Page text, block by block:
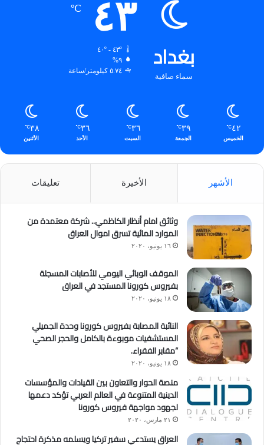
بغداد
سماء صافية
٤٣ ℃
٤٣º - ٤٠º
٩%
٥.٧٤ كيلومتر/ساعة
٤٢℃
الخميس
٣٩℃
الجمعة
٣٦℃
السبت
٣٦℃
الأحد
٣٨℃
الأثنين
الأشهر الأخيرة تعليقات
وثائق امام أنظار الكاظمي.. شركة معتمدة من
الموارد المائية تسرق اموال العراق
١٦ يونيو، ٢٠٢٠
الموقف الوبائي اليومي للأصابات المسجلة
بفيروس كورونا المستجد في العراق
١٨ يونيو، ٢٠٢٠
النائبة المصابة بفيروس كورونا وحدة الجميلي
المستشفيات موبوءة بالكامل والحجر الصحي
“مقابر الفقراء.
١٨ يونيو، ٢٠٢٠
منصة الحوار والتعاون بين القيادات والمؤسسات
الدينية المتنوعة في العالم العربي تؤكد دعمها
لجهود مواجهة فيروس كورونا
٢١ مارس، ٢٠٢٠
العراق يستدعي سفير تركيا ويسلمه مذكرة احتجاج